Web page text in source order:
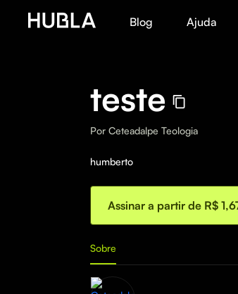
Blog Ajuda
teste
Por Ceteadalpe Teologia
humberto
Assinar a partir de R$
Sobre